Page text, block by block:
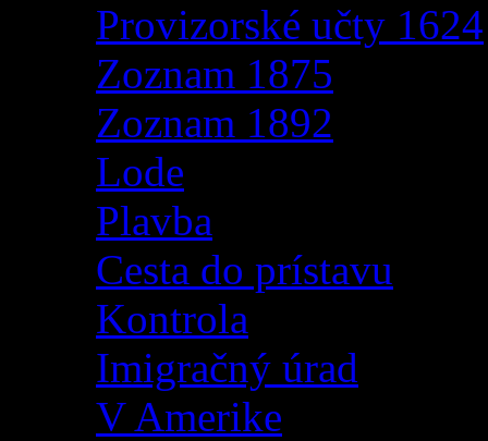
Provizorské učty 1624
Zoznam 1875
Zoznam 1892
Lode
Plavba
Cesta do prístavu
Kontrola
Imigračný úrad
V Amerike